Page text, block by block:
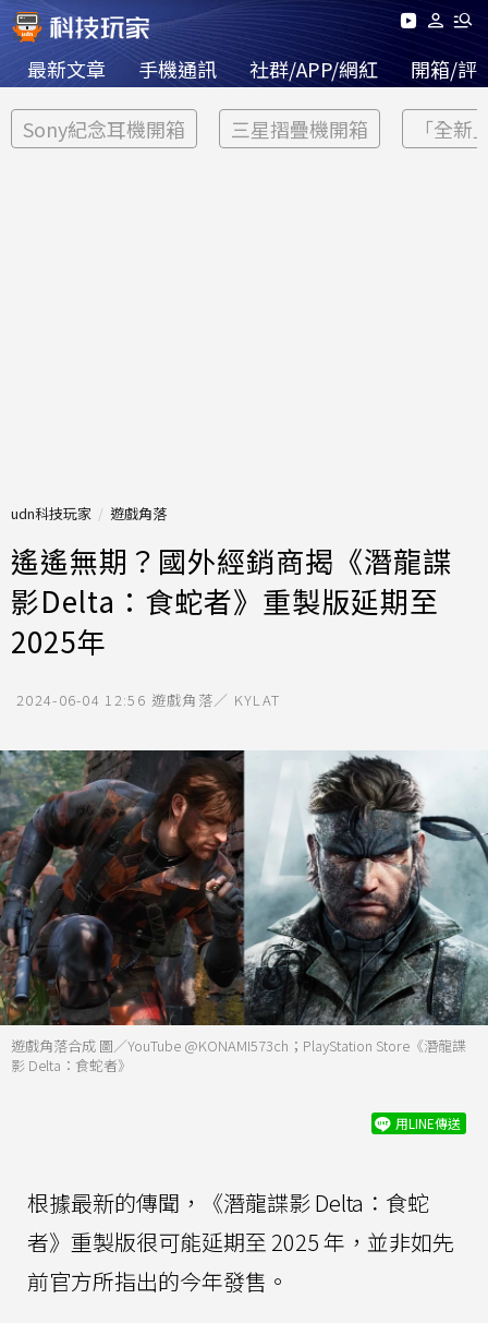
最新文章 手機通訊 社群/APP/網紅 開箱/評
Sony紀念耳機開箱 三星摺疊機開箱 「全新
udn科技玩家 遊戲角落
遙遙無期？國外經銷商揭《潛龍諜
影Delta：食蛇者》重製版延期至
2025年
2024-06-04 12:56 遊戲角落／ KYLAT
遊戲角落合成 圖／YouTube @KONAMI573ch；PlayStation Store《潛龍諜
影 Delta：食蛇者》
用LINE傳送
根據最新的傳聞，《潛龍諜影 Delta：食蛇
者》重製版很可能延期至 2025 年，並非如先
前官方所指出的今年發售。